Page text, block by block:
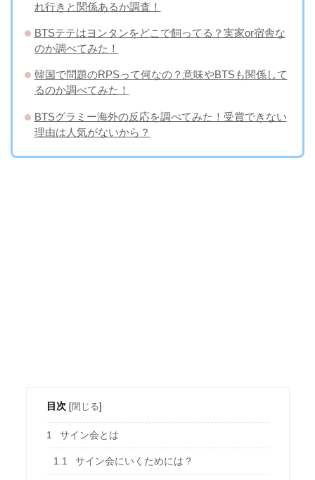
れ行きと関係あるか調査！
BTSテテはヨンタンをどこで飼ってる？実家or宿舎な
のか調べてみた！
韓国で問題のRPSって何なの？意味やBTSも関係して
るのか調べてみた！
BTSグラミー海外の反応を調べてみた！受賞できない
理由は人気がないから？
目次 [閉じる]
1 サイン会とは
1.1 サイン会にいくためには？